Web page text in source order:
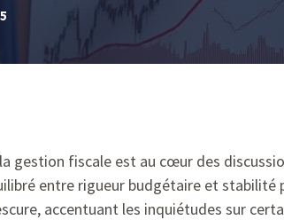
gestion fiscale est au cœur des
entre rigueur budgétaire et
accentuant les inquiétudes sur